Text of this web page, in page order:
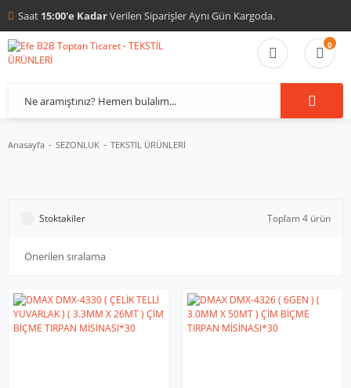
Saat 15:00'e KadarVerilen Siparişler Aynı Gün Kargoda.
0
Anasayfa SEZONLUK TEKSTİL ÜRÜNLERİ
Stoktakiler Toplam 4 ürün